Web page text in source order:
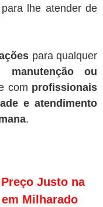
lhe atender de
para qualquer
manutenção ou
com profissionais
e atendimento
.
Justo na
Milharado